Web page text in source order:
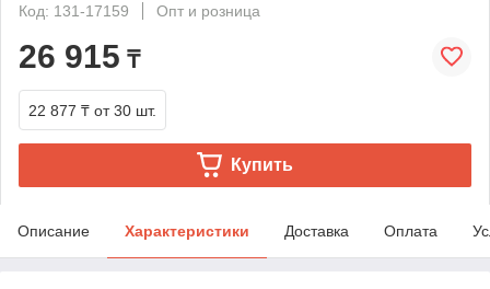
Код: 131-17159
Опт и розница
26 915 ₸
22 877 ₸ от 30 шт.
Купить
Описание Характеристики Доставка Оплата